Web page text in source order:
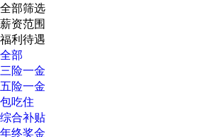
全部筛选
薪资范围
福利待遇
全部
三险一金
五险一金
包吃住
综合补贴
年终奖金